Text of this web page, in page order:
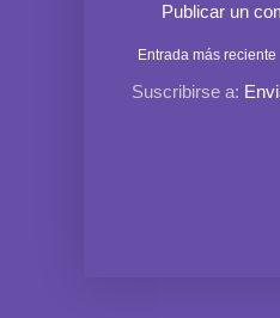
Publicar un
Entrada más reciente
Suscribirse a: